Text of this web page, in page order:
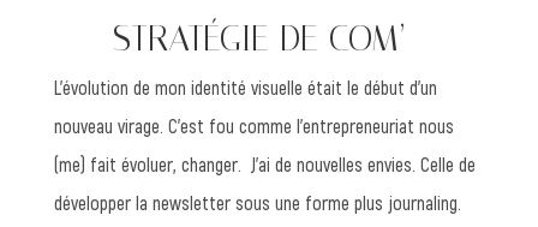
—— STRATÉGIE DE COM’
L’évolution de mon identité visuelle était le début d’un
nouveau virage. C’est fou comme l’entrepreneuriat nous
(me) fait évoluer, changer. J’ai de nouvelles envies. Celle de
développer la newsletter sous une forme plus journaling.